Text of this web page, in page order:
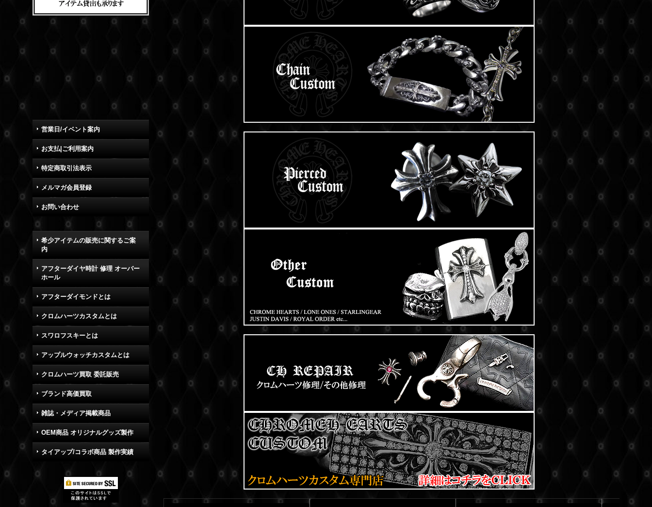
営業日/イベント案内
お支払|ご利用案内
特定商取引法表示
メルマガ会員登録
お問い合わせ
希少アイテムの販売に関するご案
内
アフターダイヤ時計 修理 オーバー
ホール
アフターダイモンドとは
クロムハーツカスタムとは
スワロフスキーとは
アップルウォッチカスタムとは
クロムハーツ買取 委託販売
ブランド高価買取
雑誌・メディア掲載商品
OEM商品 オリジナルグッズ製作
タイアップ/コラボ商品 製作実績